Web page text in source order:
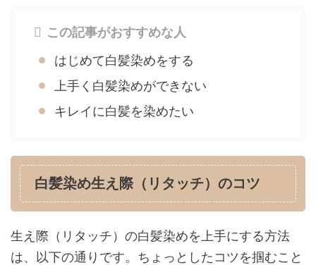
この記事がおすすめな人
はじめて白髪染めをする
上手く白髪染めができない
キレイに白髪を染めたい
白髪染め生え際（リタッチ）のコツ
生え際（リタッチ）の白髪染めを上手にする方法
は、以下の通りです。ちょっとしたコツを掴むこと